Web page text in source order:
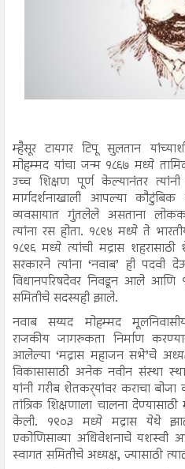
म्हैसूर टायगर टिपू सुलतान
मोहम्मद यांचा जन्म १८६७ मध्ये
उच्च शिक्षण पूर्ण केल्यानंतर
मार्गदर्शनाखाली आपल्या कौटुंबिक
व्यवसायात गुंतलेले असताना
त्यांना रस होता. १८९४ मध्ये ते
१८९६ मध्ये त्यांची मद्रास
सरकारने त्यांना ‘नवाब’ ही
विधानपरिषदेवर निवडून आले आणि
समितीचे सदस्यही झाले.
नवाब सय्यद मोहम्मद
राजकीय जागरुकता निर्माण
आलेल्या ‘मद्रास महाजन सभे’चे
विकासासाठी अनेक नवीन संस्था
यांनी गरीब शेतकर्‍यांवर कराचा
तांत्रिक शिक्षणाला चालना
केली. १९०३ मध्ये मद्रास येथे
एकोणिसाव्या अधिवेशनाचे यशस्वी
स्वागत समितीचे अध्यक्ष, ज्यासाठी